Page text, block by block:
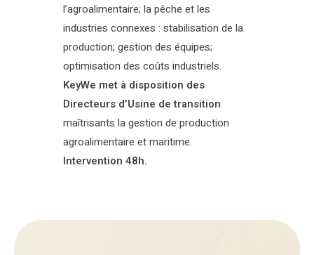
l’agroalimentaire; la pêche et les
industries connexes : stabilisation de la
production; gestion des équipes;
optimisation des coûts industriels.
KeyWe met à disposition des
Directeurs d’Usine de transition
maîtrisants la gestion de production
agroalimentaire et maritime.
Intervention 48h.